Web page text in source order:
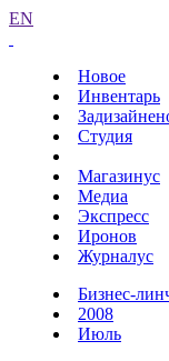
EN
Новое
Инвентарь
Студия
Магазинус
Медиа
Экспресс
Иронов
Журналус
Бизнес-
2008
Июль